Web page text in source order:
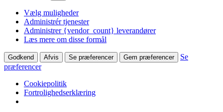
Vælg muligheder
Administrér tjenester
Administrer {vendor_count} leverandører
Læs mere om disse formål
Godkend Afvis Se præferencer Gem præferencer
Se
præferencer
Cookiepolitik
Fortrolighedserklæring